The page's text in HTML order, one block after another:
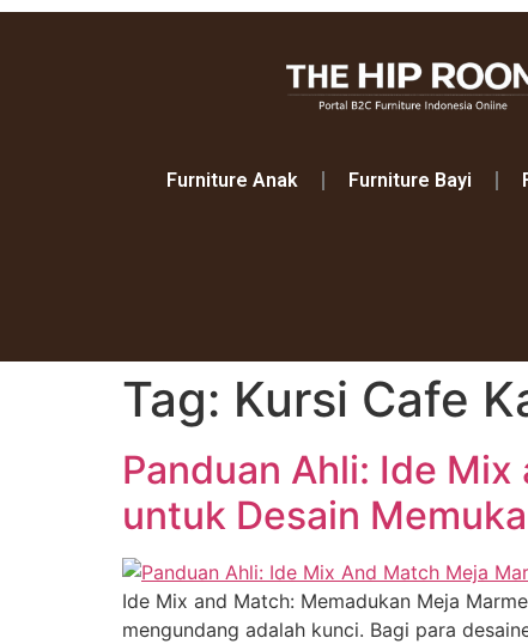
Furniture Anak Furniture Bayi
Tag: Kursi Cafe
Panduan Ahli: Ide
untuk Desain
Ide Mix and Match: Memadukan Meja
mengundang adalah kunci. Bagi para